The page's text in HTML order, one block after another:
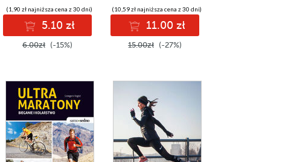
(1,90 zł najniższa cena z 30 dni)
5.10 zł
6.00zł (-15%)
(10,59 zł najniższa cena z 30 dni)
11.00 zł
15.00zł (-27%)